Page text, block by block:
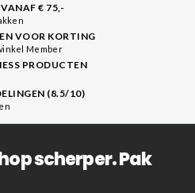
€ 75,-
VOOR KORTING
Member
PRODUCTEN
(8.5/10)
scherper. Pak